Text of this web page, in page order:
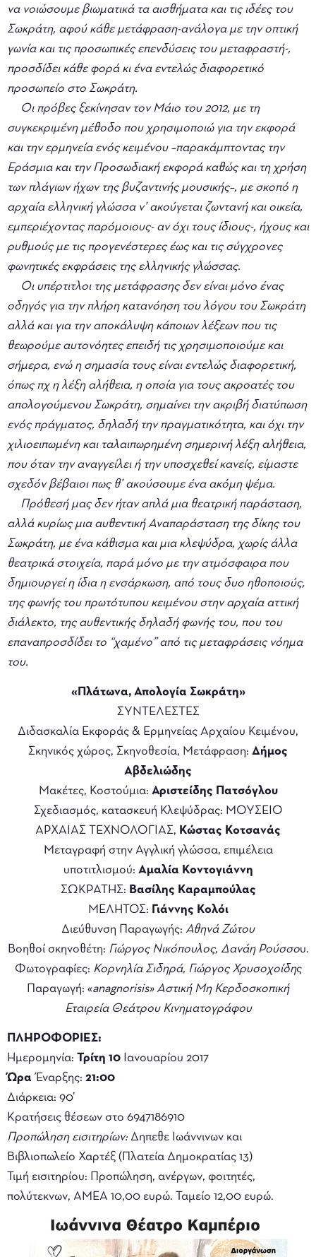
να νοιώσουμε βιωματικά τα αισθήματα και τις ιδέες του
Σωκράτη, αφού κάθε μετάφραση-ανάλογα με την οπτική
γωνία και τις προσωπικές επενδύσεις του μεταφραστή-,
προσδίδει κάθε φορά κι ένα εντελώς διαφορετικό
προσωπείο στο Σωκράτη.
Οι πρόβες ξεκίνησαν τον Μάιο του 2012, με τη
συγκεκριμένη μέθοδο που χρησιμοποιώ για την εκφορά
και την ερμηνεία ενός κειμένου –παρακάμπτοντας την
Εράσμια και την Προσωδιακή εκφορά καθώς και τη χρήση
των πλάγιων ήχων της βυζαντινής μουσικής–, με σκοπό η
αρχαία ελληνική γλώσσα ν’ ακούγεται ζωντανή και οικεία,
εμπεριέχοντας παρόμοιους- αν όχι τους ίδιους-, ήχους και
ρυθμούς με τις προγενέστερες έως και τις σύγχρονες
φωνητικές εκφράσεις της ελληνικής γλώσσας.
Οι υπέρτιτλοι της μετάφρασης δεν είναι μόνο ένας
οδηγός για την πλήρη κατανόηση του λόγου του Σωκράτη
αλλά και για την αποκάλυψη κάποιων λέξεων που τις
θεωρούμε αυτονόητες επειδή τις χρησιμοποιούμε και
σήμερα, ενώ η σημασία τους είναι εντελώς διαφορετική,
όπως πχ η λέξη αλήθεια, η οποία για τους ακροατές του
απολογούμενου Σωκράτη, σημαίνει την ακριβή διατύπωση
ενός πράγματος, δηλαδή την πραγματικότητα, και όχι την
χιλιοειπωμένη και ταλαιπωρημένη σημερινή λέξη αλήθεια,
που όταν την αναγγείλει ή την υποσχεθεί κανείς, είμαστε
σχεδόν βέβαιοι πως θ’ ακούσουμε ένα ακόμη ψέμα.
Πρόθεσή μας δεν ήταν απλά μια θεατρική παράσταση,
αλλά κυρίως μια αυθεντική Αναπαράσταση της δίκης του
Σωκράτη, με ένα κάθισμα και μια κλεψύδρα, χωρίς άλλα
θεατρικά στοιχεία, παρά μόνο με την ατμόσφαιρα που
δημιουργεί η ίδια η ενσάρκωση, από τους δυο ηθοποιούς,
της φωνής του πρωτότυπου κειμένου στην αρχαία αττική
διάλεκτο, της αυθεντικής δηλαδή φωνής του, που του
επαναπροσδίδει το “χαμένο” από τις μεταφράσεις νόημα
του.
«Πλάτωνα, Απολογία Σωκράτη»
ΣΥΝΤΕΛΕΣΤΕΣ
Διδασκαλία Εκφοράς & Ερμηνείας Αρχαίου Κειμένου,
Σκηνικός χώρος, Σκηνοθεσία, Μετάφραση: Δήμος
Αβδελιώδης
Μακέτες, Κοστούμια: Αριστείδης Πατσόγλου
Σχεδιασμός, κατασκευή Κλεψύδρας: ΜΟΥΣΕΙΟ
ΑΡΧΑΙΑΣ ΤΕΧΝΟΛΟΓΙΑΣ, Κώστας Κοτσανάς
Μεταγραφή στην Αγγλική γλώσσα, επιμέλεια
υποτιτλισμού: Αμαλία Κοντογιάννη
ΣΩΚΡΑΤΗΣ: Βασίλης Καραμπούλας
ΜΕΛΗΤΟΣ: Γιάννης Κολόι
Διεύθυνση Παραγωγής: Αθηνά Ζώτου
Boηθοί σκηνοθέτη: Γιώργος Νικόπουλος, Δανάη Ρούσσου.
Φωτογραφίες: Κορνηλία Σιδηρά, Γιώργος Χρυσοχοίδης
Παραγωγή: «anagnorisis» Αστική Μη Κερδοσκοπική
Εταιρεία Θεάτρου Κινηματογράφου
ΠΛΗΡΟΦΟΡΙΕΣ:
Ημερομηνία: Τρίτη 10 Ιανουαρίου 2017
Ώρα Έναρξης: 21:00
Διάρκεια: 90’
Κρατήσεις θέσεων στο 6947186910
Προπώληση εισιτηρίων: Δηπεθε Ιωάννινων και
Βιβλιοπωλείο Χαρτέξ (Πλατεία Δημοκρατίας 13)
Τιμή εισιτηρίου: Προπώληση, ανέργων, φοιτητές,
πολύτεκνων, ΑΜΕΑ 10,00 ευρώ. Ταμείο 12,00 ευρώ.